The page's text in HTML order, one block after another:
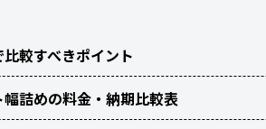
較すべきポイント
詰めの料金・納期比較表